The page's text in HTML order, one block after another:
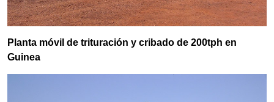
Planta móvil de trituración y cribado de 200tph en
Guinea